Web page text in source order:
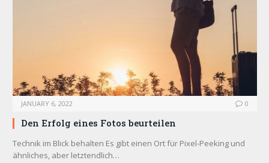
JANUARY 6, 2022 0
Den Erfolg eines Fotos beurteilen
Technik im Blick behalten Es gibt einen Ort für Pixel-Peeking und
ähnliches, aber letztendlich…